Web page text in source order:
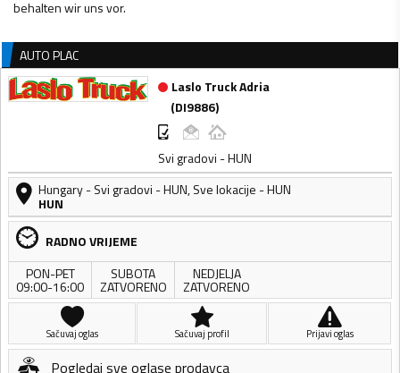
AUTO PLAC
Laslo Truck Adria
(DI9886)
Svi gradovi - HUN
Hungary-Svi gradovi - HUN,Sve lokacije - HUN
HUN
RADNO VRIJEME
PON-PET
09:00-16:00
SUBOTA
ZATVORENO
NEDJELJA
ZATVORENO
Sačuvaj oglas Sačuvaj profil Prijavi oglas
Pogledaj sve oglase prodavca